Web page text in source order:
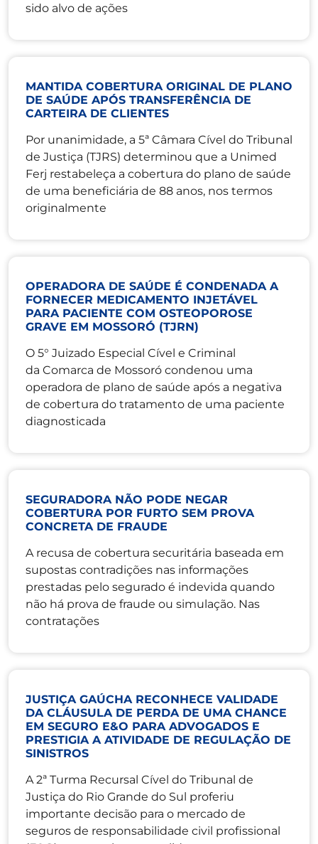
sido alvo de ações
MANTIDA COBERTURA ORIGINAL DE PLANO
DE SAÚDE APÓS TRANSFERÊNCIA DE
CARTEIRA DE CLIENTES
Por unanimidade, a 5ª Câmara Cível do Tribunal
de Justiça (TJRS) determinou que a Unimed
Ferj restabeleça a cobertura do plano de saúde
de uma beneficiária de 88 anos, nos termos
originalmente
OPERADORA DE SAÚDE É CONDENADA A
FORNECER MEDICAMENTO INJETÁVEL
PARA PACIENTE COM OSTEOPOROSE
GRAVE EM MOSSORÓ (TJRN)
O 5° Juizado Especial Cível e Criminal
da Comarca de Mossoró condenou uma
operadora de plano de saúde após a negativa
de cobertura do tratamento de uma paciente
diagnosticada
SEGURADORA NÃO PODE NEGAR
COBERTURA POR FURTO SEM PROVA
CONCRETA DE FRAUDE
A recusa de cobertura securitária baseada em
supostas contradições nas informações
prestadas pelo segurado é indevida quando
não há prova de fraude ou simulação. Nas
contratações
JUSTIÇA GAÚCHA RECONHECE VALIDADE
DA CLÁUSULA DE PERDA DE UMA CHANCE
EM SEGURO E&O PARA ADVOGADOS E
PRESTIGIA A ATIVIDADE DE REGULAÇÃO DE
SINISTROS
A 2ª Turma Recursal Cível do Tribunal de
Justiça do Rio Grande do Sul proferiu
importante decisão para o mercado de
seguros de responsabilidade civil profissional